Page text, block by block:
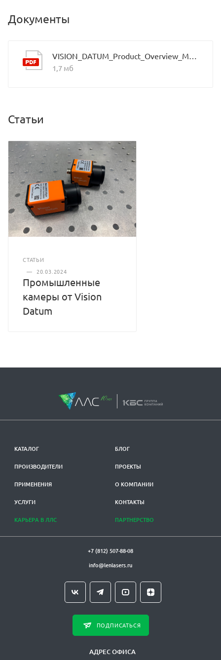
Документы
1,7 мб
Статьи
СТАТЬИ
—
20.03.2024
Промышленные
камеры от Vision
Datum
КАТАЛОГ
ПРОИЗВОДИТЕЛИ
ПРИМЕНЕНИЯ
УСЛУГИ
КАРЬЕРА В ЛЛС
БЛОГ
ПРОЕКТЫ
О КОМПАНИИ
КОНТАКТЫ
ПАРТНЕРСТВО
+7 (812) 507-88-08
info@lenlasers.ru
ПОДПИСАТЬСЯ
АДРЕС ОФИСА